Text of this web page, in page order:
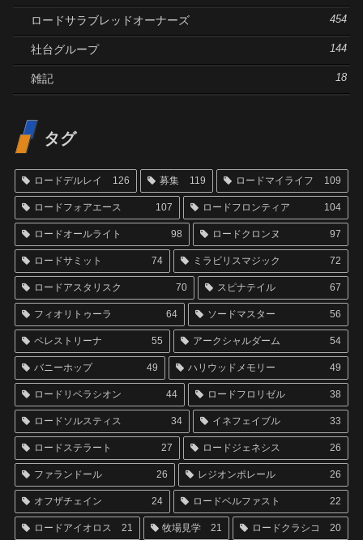
ロードサラブレッドオーナーズ 454
社台グループ 144
雑記 18
タグ
ロードデルレイ 126 募集 119 ロードマイライフ 109
ロードフォアエース 107 ロードフロンティア 104
ロードオールライト 98 ロードクロンヌ 97
ロードサミット 74 ミラビリスマジック 72
ロードアスタリスク 70 スピナテイル 67
フィオリトゥーラ 64 ソードマスター 56
ペレストリーナ 55 アークシャルダーム 54
バニーホップ 49 ハリウッドメモリー 49
ロードリベラシオン 44 ロードフロリゼル 38
ロードソルスティス 34 イネフェイブル 33
ロードステラート 27 ロードジェネシス 26
ファランドール 26 レジオンポレール 26
オフザチェイン 24 ロードベルファスト 22
ロードアイオロス 21 牧場見学 21 ロードクラシコ 20